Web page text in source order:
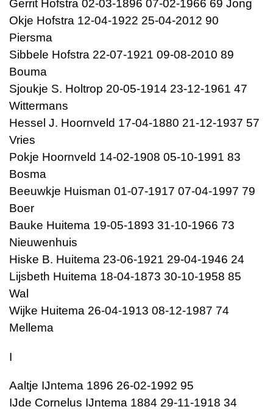
Gerrit Hofstra 02-03-1896 07-02-1966 69 Jong
Okje Hofstra 12-04-1922 25-04-2012 90
Piersma
Sibbele Hofstra 22-07-1921 09-08-2010 89
Bouma
Sjoukje S. Holtrop 20-05-1914 23-12-1961 47
Wittermans
Hessel J. Hoornveld 17-04-1880 21-12-1937 57
Vries
Pokje Hoornveld 14-02-1908 05-10-1991 83
Bosma
Beeuwkje Huisman 01-07-1917 07-04-1997 79
Boer
Bauke Huitema 19-05-1893 31-10-1966 73
Nieuwenhuis
Hiske B. Huitema 23-06-1921 29-04-1946 24
Lijsbeth Huitema 18-04-1873 30-10-1958 85
Wal
Wijke Huitema 26-04-1913 08-12-1987 74
Mellema
I
Aaltje IJntema 1896 26-02-1992 95
IJde Cornelus IJntema 1884 29-11-1918 34